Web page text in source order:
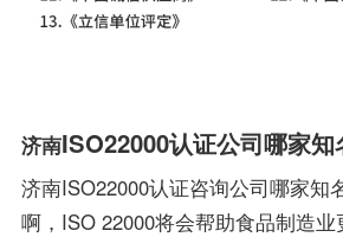
济南ISO22000认证公司哪家知
济南ISO22000认证咨询公司哪家知
啊，ISO 22000将会帮助食品制造